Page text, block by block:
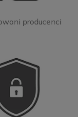
producenci